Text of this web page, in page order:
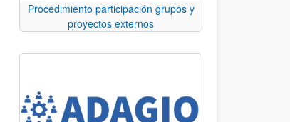
Procedimiento participación grupos y
proyectos externos